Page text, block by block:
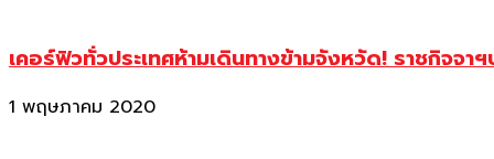
เคอร์ฟิวทั่วประเทศห้ามเดินทางข้ามจังหวัด! ราชกิจจา
1 พฤษภาคม 2020